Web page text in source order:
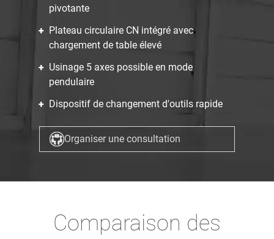
pivotante
Plateau circulaire CN intégré avec
chargement de table élevé
Usinage 5 axes possible en mode
pendulaire
Dispositif de changement d'outils rapide
Organiser une consultation
Comparaison des